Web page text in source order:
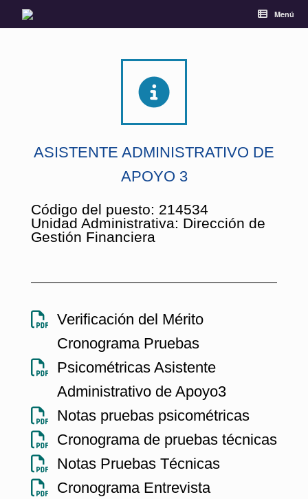
Menú
ASISTENTE ADMINISTRATIVO DE
APOYO 3
Código del puesto: 214534
Unidad Administrativa: Dirección de
Gestión Financiera
Verificación del Mérito
Cronograma Pruebas
Psicométricas Asistente
Administrativo de Apoyo3
Notas pruebas psicométricas
Cronograma de pruebas técnicas
Notas Pruebas Técnicas
Cronograma Entrevista